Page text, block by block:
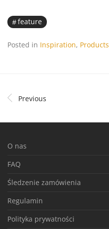
feature
Posted in Inspiration, Products
Previous
O nas
FAQ
Śledzenie zamówienia
Regulamin
Polityka prywatności